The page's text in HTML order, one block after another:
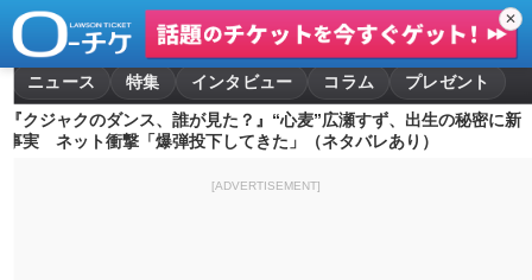
✕
ニュース 特集 インタビュー コラム
プレゼント
『クジャクのダンス、誰が見た？』“心麦”広瀬すず、出生の秘密に新
事実 ネット衝撃「爆弾投下してきた」（ネタバレあり）
[ADVERTISEMENT]